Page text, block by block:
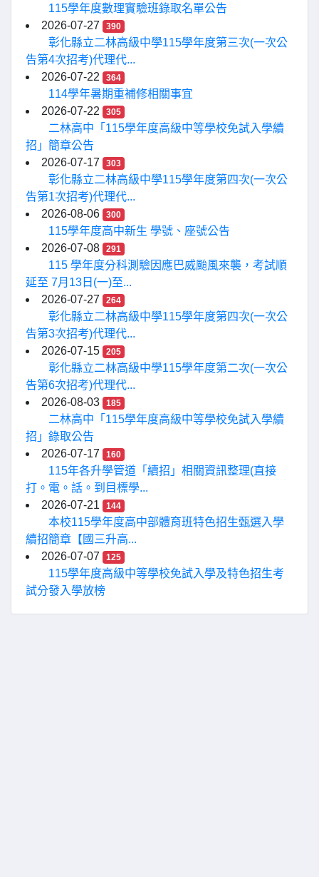
115學年度數理實驗班錄取名單公告
2026-07-27
390
彰化縣立二林高級中學115學年度第三次(一次公
告第4次招考)代理代...
2026-07-22
364
114學年暑期重補修相關事宜
2026-07-22
305
二林高中「115學年度高級中等學校免試入學續
招」簡章公告
2026-07-17
303
彰化縣立二林高級中學115學年度第四次(一次公
告第1次招考)代理代...
2026-08-06
300
115學年度高中新生 學號、座號公告
2026-07-08
291
115 學年度分科測驗因應巴威颱風來襲，考試順
延至 7月13日(一)至...
2026-07-27
264
彰化縣立二林高級中學115學年度第四次(一次公
告第3次招考)代理代...
2026-07-15
205
彰化縣立二林高級中學115學年度第二次(一次公
告第6次招考)代理代...
2026-08-03
185
二林高中「115學年度高級中等學校免試入學續
招」錄取公告
2026-07-17
160
115年各升學管道「續招」相關資訊整理(直接
打。電。話。到目標學...
2026-07-21
144
本校115學年度高中部體育班特色招生甄選入學
續招簡章【國三升高...
2026-07-07
125
115學年度高級中等學校免試入學及特色招生考
試分發入學放榜